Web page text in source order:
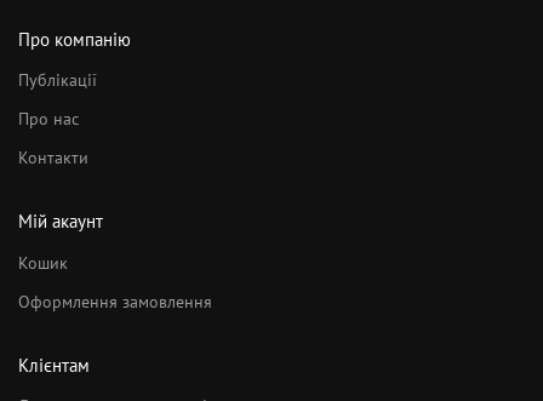
Про компанію
Публікації
Про нас
Контакти
Мій акаунт
Кошик
Оформлення замовлення
Клієнтам